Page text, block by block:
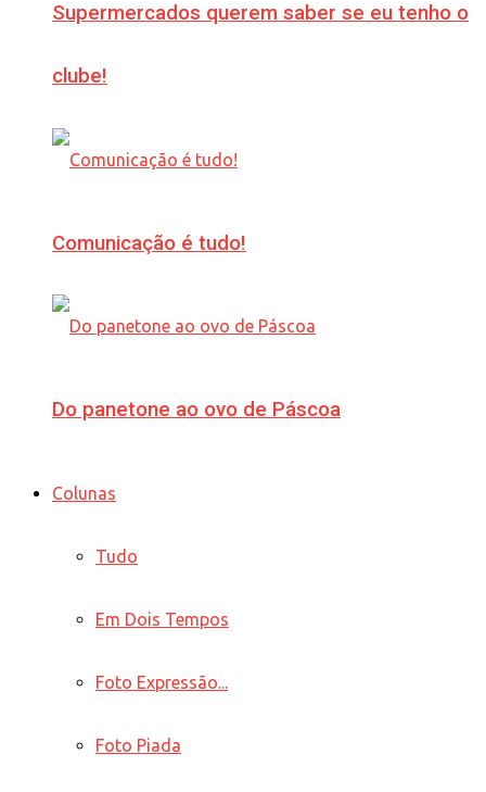
Supermercados querem saber se eu tenho o
clube!
Comunicação é tudo!
Do panetone ao ovo de Páscoa
Colunas
Tudo
Em Dois Tempos
Foto Expressão...
Foto Piada